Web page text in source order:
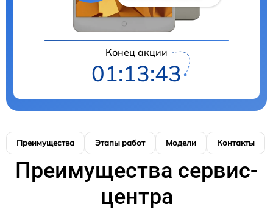
Конец акции
01:13:42
Преимущества Этапы работ Модели Контакты
Преимущества сервис-
центра